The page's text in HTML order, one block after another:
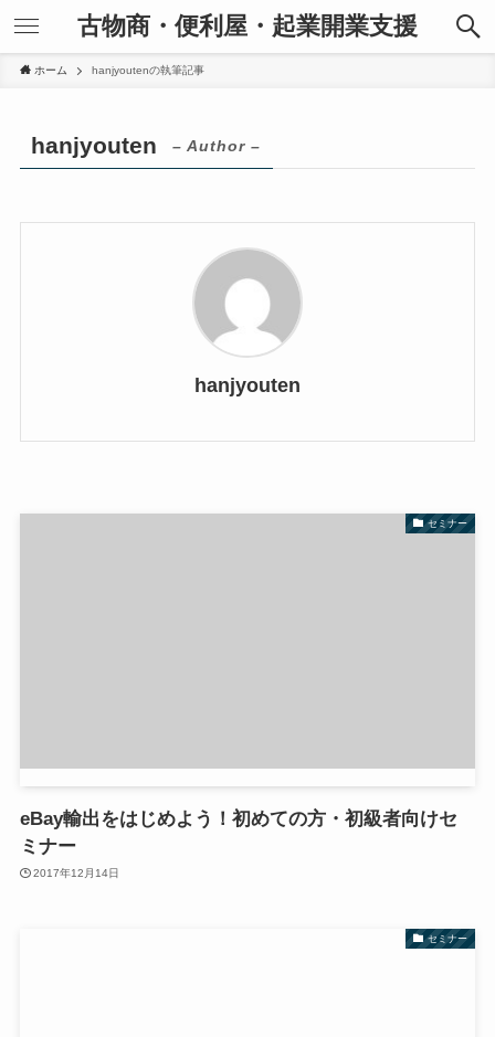
古物商・便利屋・起業開業支援
ホーム hanjyoutenの執筆記事
hanjyouten – Author –
hanjyouten
セミナー
eBay輸出をはじめよう！初めての方・初級者向けセ
ミナー
2017年12月14日
セミナー